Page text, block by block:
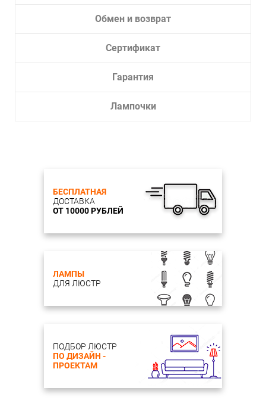
Обмен и возврат
Сертификат
Гарантия
Лампочки
БЕСПЛАТНАЯ
ДОСТАВКА
ОТ 10000 РУБЛЕЙ
ЛАМПЫ
ДЛЯ ЛЮСТР
ПОДБОР ЛЮСТР
ПО ДИЗАЙН -
ПРОЕКТАМ